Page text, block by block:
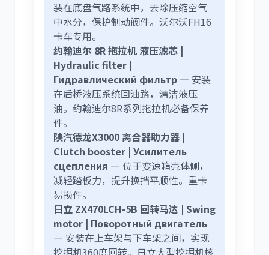
装在底盘气路系统中，去除压缩空气
中水分，保护制动阀件。沃尔沃FH16
卡车专用。
约翰迪尔 8R 拖拉机 液压滤芯 |
Hydraulic filter |
Гидравлический фильтр — 安装
在后桥液压系统回油路，清洁液压
油。约翰迪尔8R系列拖拉机必备保养
件。
陕汽德龙X3000 离合器助力器 |
Clutch booster | Усилитель
сцепления — 位于变速箱壳体侧，
减轻踏板力，提升换挡平顺性。重卡
易损件。
日立 ZX470LCH-5B 回转马达 | Swing
motor | Поворотный двигатель
— 安装在上车架与下车架之间，实现